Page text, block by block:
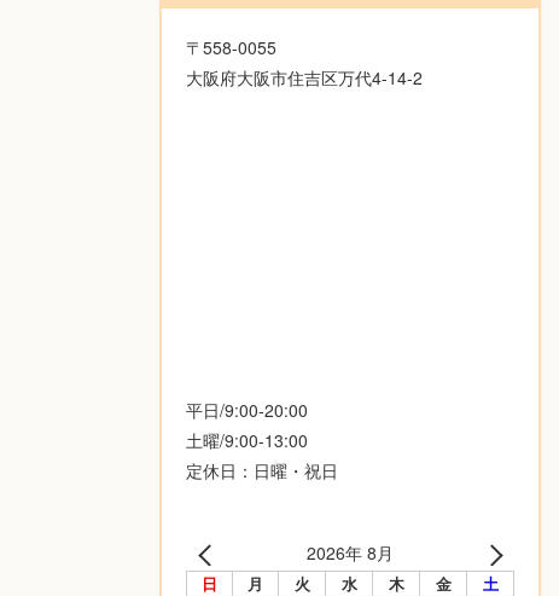
〒558-0055
大阪府大阪市住吉区万代4-14-2
平日/9:00-20:00
土曜/9:00-13:00
定休日：日曜・祝日
2026年 8月
日 月 火 水 木 金 土